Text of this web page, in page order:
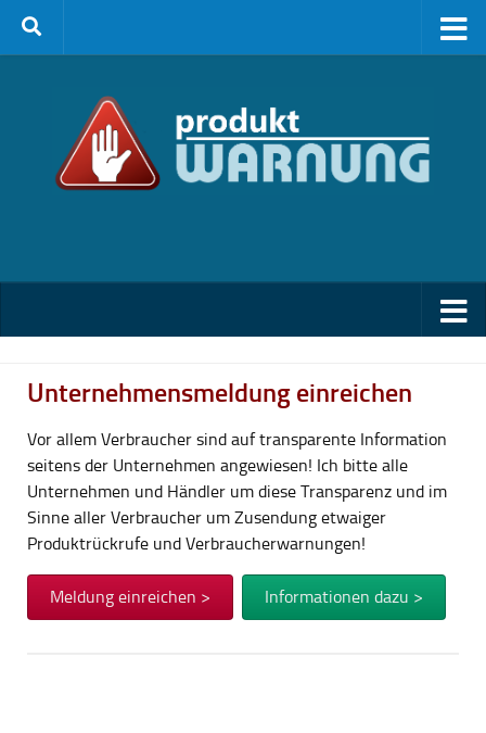
Zum Inhalt springen
Unternehmensmeldung einreichen
Vor allem Verbraucher sind auf transparente Information
seitens der Unternehmen angewiesen! Ich bitte alle
Unternehmen und Händler um diese Transparenz und im
Sinne aller Verbraucher um Zusendung etwaiger
Produktrückrufe und Verbraucherwarnungen!
Meldung einreichen > Informationen dazu >